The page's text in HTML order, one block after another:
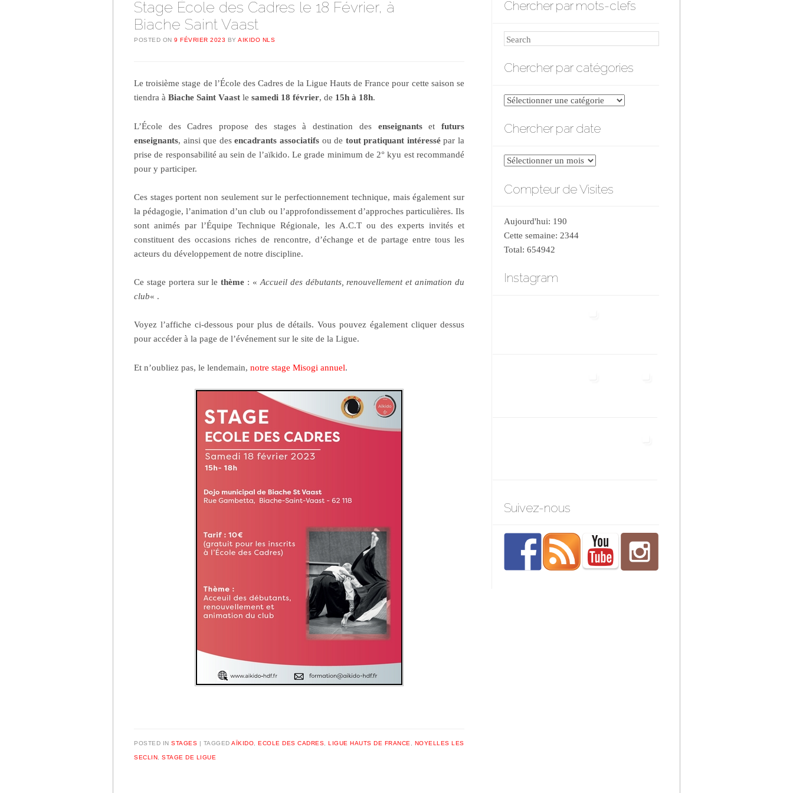
Stage École des Cadres le 18 Février, à
Biache Saint Vaast
POSTED ON 9 FÉVRIER 2023 BY AIKIDO NLS
Le troisième stage de l’École des Cadres de la Ligue Hauts de France pour cette saison se
tiendra à Biache Saint Vaast le samedi 18 février, de 15h à 18h.
L’École des Cadres propose des stages à destination des enseignantsetfuturs
enseignants, ainsi que desencadrants associatifsou de tout pratiquant intéressépar la
prise de responsabilité au sein de l’aïkido. Le grade minimum de 2° kyu est recommandé
pour y participer.
Ces stages portent non seulement sur le perfectionnement technique, mais également sur
la pédagogie, l’animation d’un club ou l’approfondissement d’approches particulières. Ils
sont animés par l’Équipe Technique Régionale, les A.C.T ou des experts invités et
constituent des occasions riches de rencontre, d’échange et de partage entre tous les
acteurs du développement de notre discipline.
Ce stage portera sur lethème : « Accueil des débutants, renouvellement et animation du
club« .
Voyez l’affiche ci-dessous pour plus de détails. Vous pouvez également cliquer dessus
pour accéder à la page de l’événement sur le site de la Ligue.
Et n’oubliez pas, le lendemain, notre stage Misogi annuel.
POSTED IN STAGES | TAGGED AÏKIDO ECOLE DES CADRES LIGUE HAUTS DE FRANCE NOYELLES LES
SECLIN STAGE DE LIGUE
Chercher par mots-clefs
Search
Chercher par catégories
Chercher
catégories
Chercher par date
Chercher
date
Compteur de Visites
Aujourd'hui: 190
Cette semaine: 2344
Total: 654942
Instagram
Suivez-nous